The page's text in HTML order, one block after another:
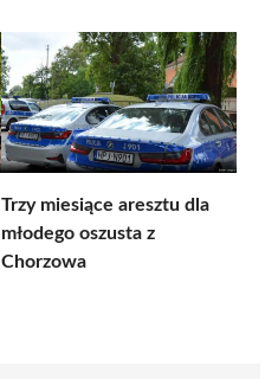
Trzy miesiące aresztu dla
młodego oszusta z
Chorzowa